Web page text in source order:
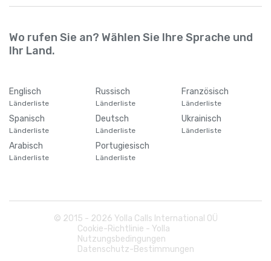
Wo rufen Sie an? Wählen Sie Ihre Sprache und
Ihr Land.
Englisch
Länderliste
Russisch
Länderliste
Französisch
Länderliste
Spanisch
Länderliste
Deutsch
Länderliste
Ukrainisch
Länderliste
Arabisch
Länderliste
Portugiesisch
Länderliste
© 2015 - 2026 Yolla Calls International OÜ
Cookie-Richtlinie - Yolla
Nutzungsbedingungen
Datenschutz-Bestimmungen